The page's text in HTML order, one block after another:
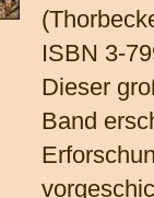
ISBN 3-
Dieser
Band